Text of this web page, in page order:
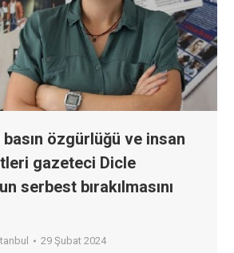
basın özgürlüğü ve insan
gazeteci Dicle
serbest bırakılmasını
29 Şubat 2024